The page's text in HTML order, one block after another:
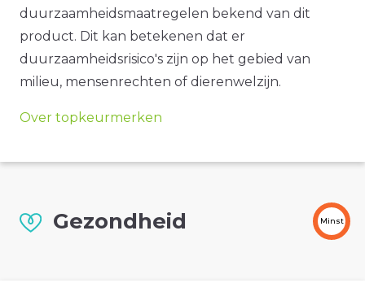
duurzaamheidsmaatregelen bekend van dit
product. Dit kan betekenen dat er
duurzaamheidsrisico's zijn op het gebied van
milieu, mensenrechten of dierenwelzijn.
Over topkeurmerken
Gezondheid Minst